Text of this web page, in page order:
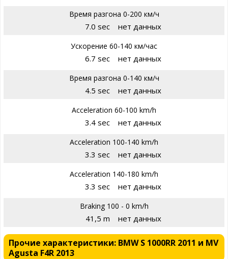
Время разгона 0-200 км/ч
7.0 sec нет данных
Ускорение 60-140 км/час
6.7 sec нет данных
Время разгона 0-140 км/ч
4.5 sec нет данных
Acceleration 60-100 km/h
3.4 sec нет данных
Acceleration 100-140 km/h
3.3 sec нет данных
Acceleration 140-180 km/h
3.3 sec нет данных
Braking 100 - 0 km/h
41,5 m нет данных
Прочие характеристики: BMW S 1000RR 2011 и MV
Agusta F4R 2013